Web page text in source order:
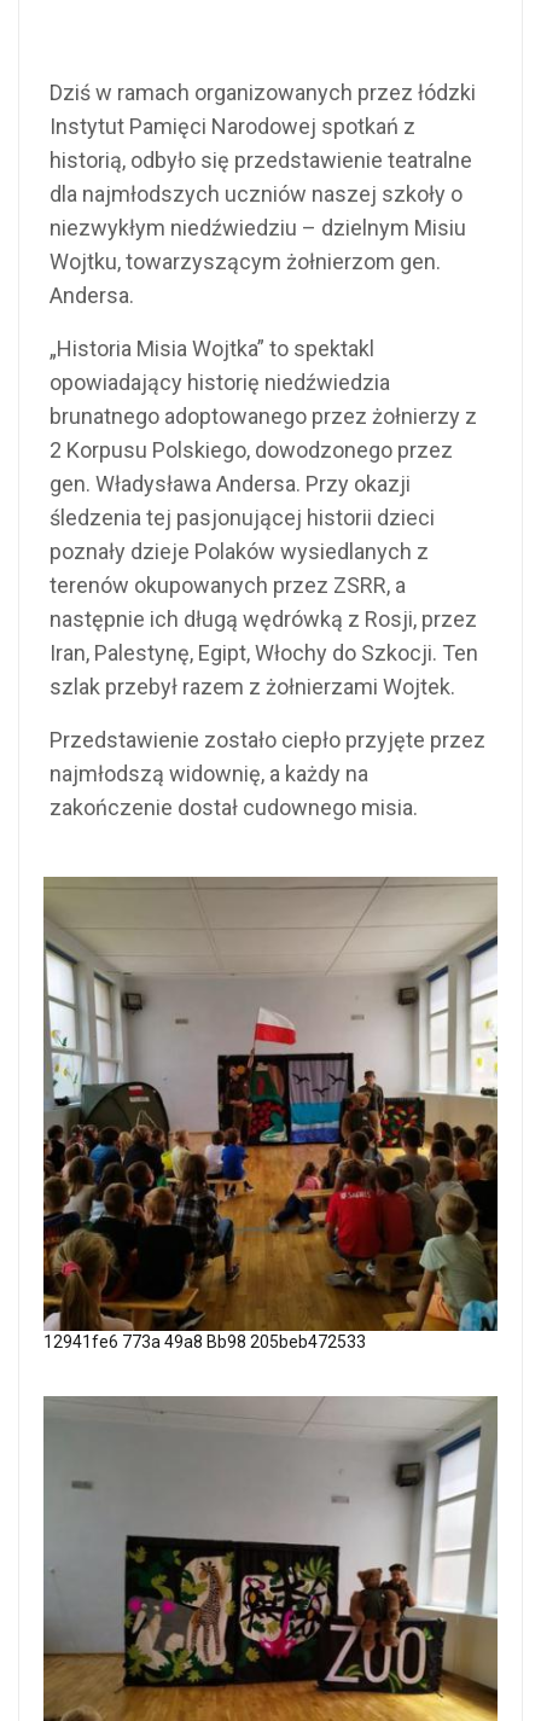
Dziś w ramach organizowanych przez łódzki
Instytut Pamięci Narodowej spotkań z
historią, odbyło się przedstawienie teatralne
dla najmłodszych uczniów naszej szkoły o
niezwykłym niedźwiedziu – dzielnym Misiu
Wojtku, towarzyszącym żołnierzom gen.
Andersa.
„Historia Misia Wojtka” to spektakl
opowiadający historię niedźwiedzia
brunatnego adoptowanego przez żołnierzy z
2 Korpusu Polskiego, dowodzonego przez
gen. Władysława Andersa. Przy okazji
śledzenia tej pasjonującej historii dzieci
poznały dzieje Polaków wysiedlanych z
terenów okupowanych przez ZSRR, a
następnie ich długą wędrówką z Rosji, przez
Iran, Palestynę, Egipt, Włochy do Szkocji. Ten
szlak przebył razem z żołnierzami Wojtek.
Przedstawienie zostało ciepło przyjęte przez
najmłodszą widownię, a każdy na
zakończenie dostał cudownego misia.
12941fe6 773a 49a8 Bb98 205beb472533